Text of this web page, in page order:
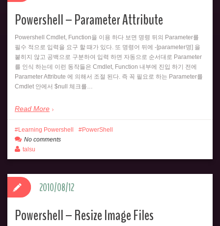
Powershell – Parameter Attribute
Powershell Cmdlet, Function을 이용 하다 보면 명령 뒤의 Parameter를
필수 적으로 입력을 요구 할 때가 있다. 또 명령어 뒤에 -[parameter명] 을
붙히지 않고 공백으로 구분하여 입력 하면 자동으로 순서대로 Parameter
를 인식 하는데 이런 동작들은 Cmdlet, Function 내부에 진입 하기 전에
Parameter Attribute 에 의해서 조절 된다. 즉 꼭 필요로 하는 Parameter를
Cmdlet 안에서 $null 체크를…
Read More
Learning Powershell
PowerShell
No comments
talsu
Powershell – Resize Image Files
2010/08/12